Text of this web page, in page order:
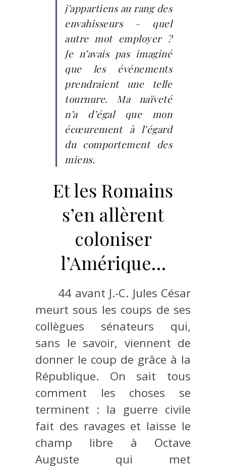
j’appartiens au rang des
envahisseurs – quel
autre mot employer ?
Je n’avais pas imaginé
que les événements
prendraient une telle
tournure. Ma naïveté
n’a d’égal que mon
écœurement à l’égard
du comportement des
miens.
Et les Romains
s’en allèrent
coloniser
l’Amérique…
44 avant J.-C. Jules César
meurt sous les coups de ses
collègues sénateurs qui,
sans le savoir, viennent de
donner le coup de grâce à la
République. On sait tous
comment les choses se
terminent : la guerre civile
fait des ravages et laisse le
champ libre à Octave
Auguste qui met